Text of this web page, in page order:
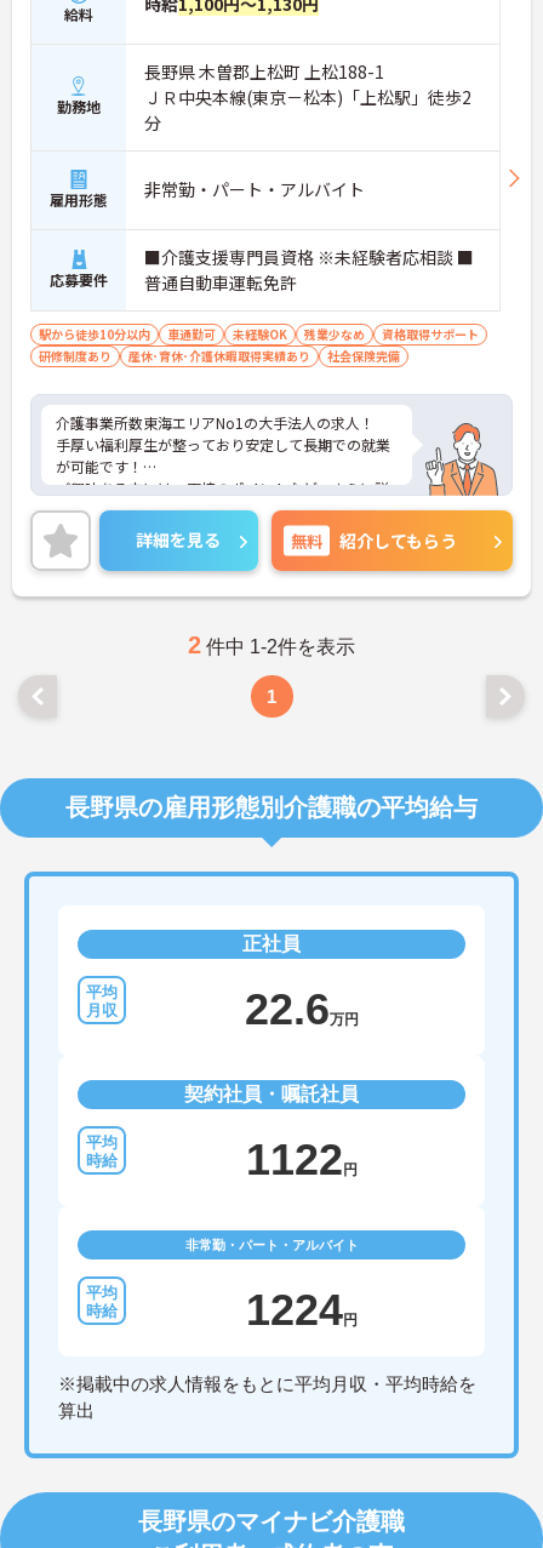
給料
勤務地
長野県 木曽郡上松町 上松188-1
ＪＲ中央本線(東京－松本)「上松駅」徒歩2
分
雇用形態 非常勤・パート・アルバイト
応募要件
■介護支援専門員資格 ※未経験者応相談 ■
普通自動車運転免許
駅から徒歩10分以内 車通勤可 未経験OK 残業少なめ
資格取得サポート
研修制度あり
産休･育休･介護休暇取得実績あり 社会保険完備
介護事業所数東海エリアNo1の大手法人の求人！
手厚い福利厚生が整っており安定して長期での就業
が可能です！
ご興味ある方には、面接のポイントなど、さらに詳
細をお話致しますのでお気軽にご相談ください。
詳細を見る 無料 紹介してもらう
2 件中 1-2件を表示
1
長野県の雇用形態別介護職の平均給与
正社員
22.6万円
契約社員・嘱託社員
1122 円
非常勤・パート・アルバイト
1224円
※掲載中の求人情報をもとに平均月収・平均時給を
算出
長野県のマイナビ介護職